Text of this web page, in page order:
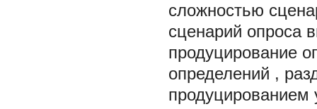
сложностью
сценарий опроса
продуцирование
определений ,
продуцированием